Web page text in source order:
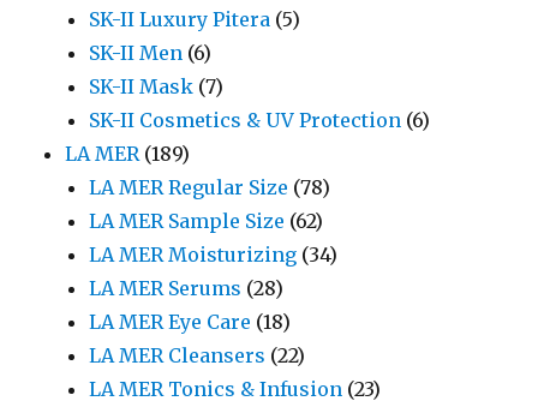
SK-II Luxury Pitera (5)
SK-II Men (6)
SK-II Mask (7)
SK-II Cosmetics & UV Protection (6)
LA MER (189)
LA MER Regular Size (78)
LA MER Sample Size (62)
LA MER Moisturizing (34)
LA MER Serums (28)
LA MER Eye Care (18)
LA MER Cleansers (22)
LA MER Tonics & Infusion (23)